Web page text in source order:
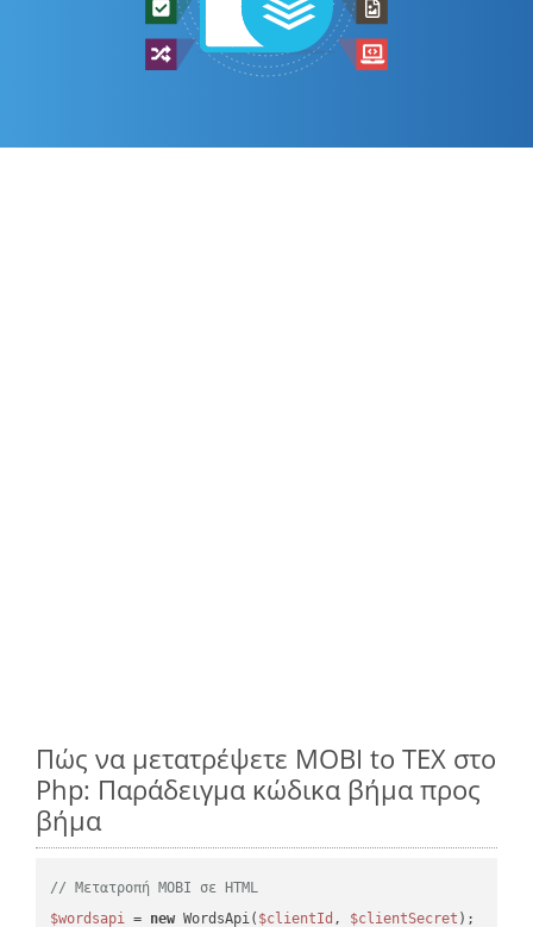
Πώς να μετατρέψετε MOBI to TEX στο
Php: Παράδειγμα κώδικα βήμα προς
βήμα
// Μετατροπή MOBI σε HTML
$wordsapi = new WordsApi( $clientId , $clientSecret